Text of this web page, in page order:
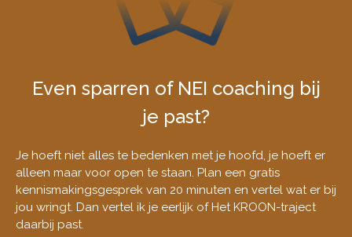
Even sparren of NEI coaching bij
je past?
Je hoeft niet alles te bedenken met je hoofd, je hoeft er
alleen maar voor open te staan. Plan een gratis
kennismakingsgesprek van 20 minuten en vertel wat er bij
jou wringt. Dan vertel ik je eerlijk of Het KROON-traject
daarbij past.